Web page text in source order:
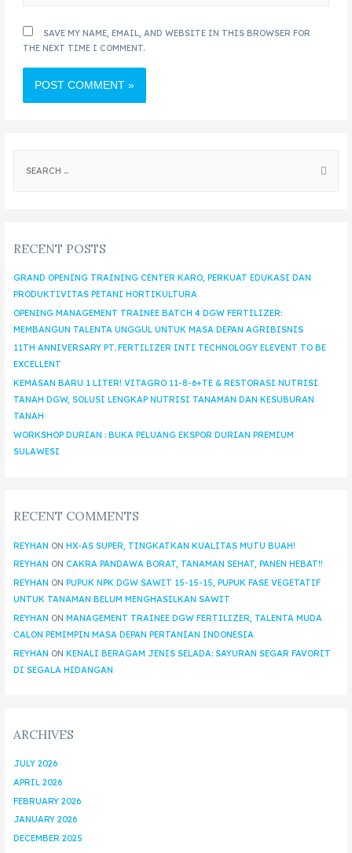
SAVE MY NAME, EMAIL, AND WEBSITE IN THIS BROWSER FOR
THE NEXT TIME I COMMENT.
RECENT POSTS
GRAND OPENING TRAINING CENTER KARO, PERKUAT EDUKASI DAN
PRODUKTIVITAS PETANI HORTIKULTURA
OPENING MANAGEMENT TRAINEE BATCH 4 DGW FERTILIZER:
MEMBANGUN TALENTA UNGGUL UNTUK MASA DEPAN AGRIBISNIS
11TH ANNIVERSARY PT. FERTILIZER INTI TECHNOLOGY ELEVENT TO BE
EXCELLENT
KEMASAN BARU 1 LITER! VITAGRO 11-8-6+TE & RESTORASI NUTRISI
TANAH DGW, SOLUSI LENGKAP NUTRISI TANAMAN DAN KESUBURAN
TANAH
WORKSHOP DURIAN : BUKA PELUANG EKSPOR DURIAN PREMIUM
SULAWESI
RECENT COMMENTS
REYHAN ON HX-AS SUPER, TINGKATKAN KUALITAS MUTU BUAH!
REYHAN ON CAKRA PANDAWA BORAT, TANAMAN SEHAT, PANEN HEBAT!!
REYHAN ON PUPUK NPK DGW SAWIT 15-15-15, PUPUK FASE VEGETATIF
UNTUK TANAMAN BELUM MENGHASILKAN SAWIT
REYHAN ON MANAGEMENT TRAINEE DGW FERTILIZER, TALENTA MUDA
CALON PEMIMPIN MASA DEPAN PERTANIAN INDONESIA
REYHAN ON KENALI BERAGAM JENIS SELADA: SAYURAN SEGAR FAVORIT
DI SEGALA HIDANGAN
ARCHIVES
JULY 2026
APRIL 2026
FEBRUARY 2026
JANUARY 2026
DECEMBER 2025